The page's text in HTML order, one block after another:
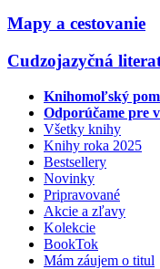
Mapy a cestovanie
Cudzojazyčná
Knihomoľský
Odporúčame pre
Všetky knihy
Knihy roka 2025
Bestsellery
Novinky
Pripravované
Akcie a zľavy
Kolekcie
BookTok
Mám záujem o titul